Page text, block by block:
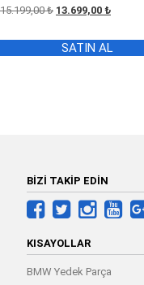
15.199,00₺ Orijinal
15.199,00 ₺.
13.699,00 ₺Şu
fiyat:
SATIN AL
BİZİ TAKİP EDİN
KISAYOLLAR
BMW Yedek Parça